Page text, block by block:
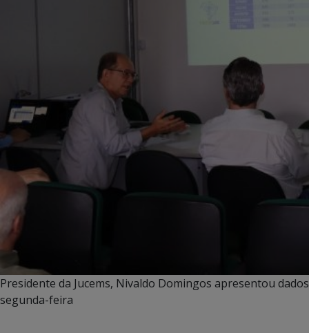
Presidente da Jucems, Nivaldo Domingos apresentou
segunda-feira